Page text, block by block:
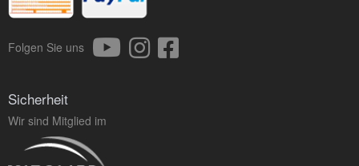
Folgen Sie uns
Sicherheit
Wir sind Mitglied im